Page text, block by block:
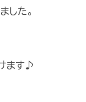
した。
ます♪